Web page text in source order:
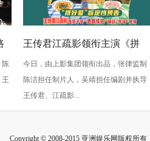
王传君江疏影领衔主演《拼
桌》定档3月14日
今日，由上影集团领衔出品，张律监制
陈洁担任制片人，吴靖担任编剧并执导
王传君、江疏影...
Copyright © 2008-2015 亚洲娱乐网版权所